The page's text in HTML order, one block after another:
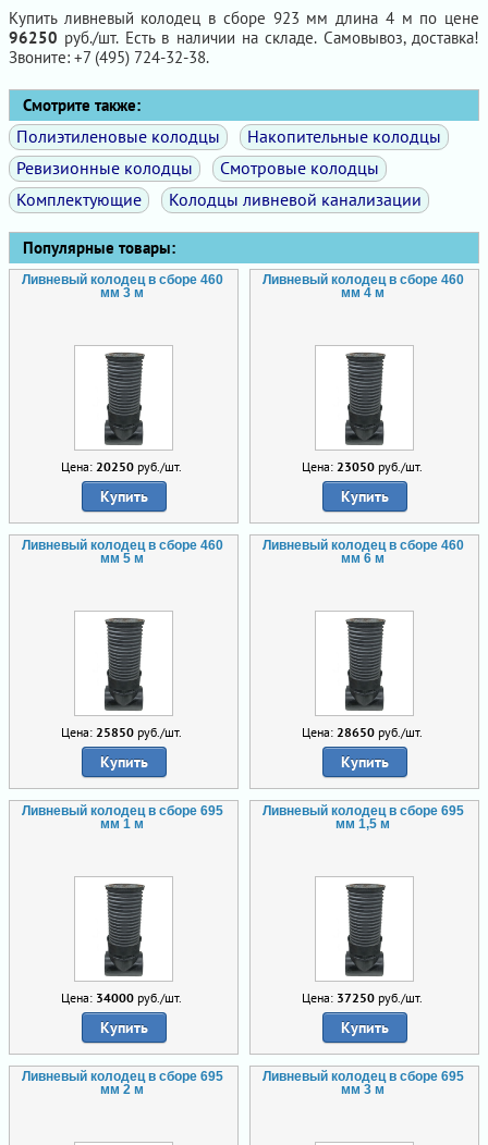
Купить ливневый колодец в сборе 923 мм длина 4 м по цене
96250 руб./шт. Есть в наличии на складе. Самовывоз, доставка!
Звоните: +7 (495) 724-32-38.
Смотрите также:
Полиэтиленовые колодцы
Накопительные колодцы
Ревизионные колодцы
Смотровые колодцы
Комплектующие
Колодцы ливневой канализации
Популярные товары:
Ливневый колодец в сборе 460
мм 3 м
Цена: 20250руб./шт.
Купить
Ливневый колодец в сборе 460
мм 4 м
Цена: 23050руб./шт.
Купить
Ливневый колодец в сборе 460
мм 5 м
Цена: 25850руб./шт.
Купить
Ливневый колодец в сборе 460
мм 6 м
Цена: 28650руб./шт.
Купить
Ливневый колодец в сборе 695
мм 1 м
Цена: 34000руб./шт.
Купить
Ливневый колодец в сборе 695
мм 1,5 м
Цена: 37250руб./шт.
Купить
Ливневый колодец в сборе 695
мм 2 м
Ливневый колодец в сборе 695
мм 3 м